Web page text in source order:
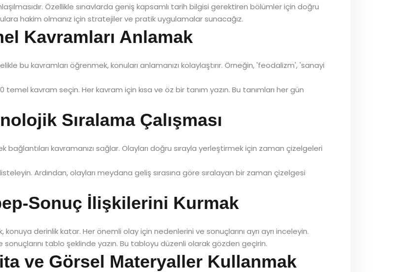
Özellikle sınavlarda geniş kapsamlı tarih bilgisi gerektiren bölümler için doğru
hakim olmanız için stratejiler ve pratik uygulamalar sunacağız.
Kavramları Anlamak
bu kavramları öğrenmek, konuları anlamanızı kolaylaştırır. Örneğin, 'feodalizm', 'sanayi
temel kavram seçin. Her kavram için kısa ve öz bir tanım yazın. Bu tanımları her gün
Sıralama Çalışması
bağlantıları kavramanızı sağlar. Olayları doğru sırayla yerleştirmek için zaman çizelgeleri
Ardından, olayları meydana geliş sırasına göre sıralayan bir zaman çizelgesi
Sonuç İlişkilerini Kurmak
derinlik katar. Her önemli olay için nedenlerini ve sonuçlarını ayrı ayrı inceleyin.
tablo şeklinde yazın. Bu tabloyu düzenli olarak gözden geçirin.
ve Görsel Materyaller Kullanmak